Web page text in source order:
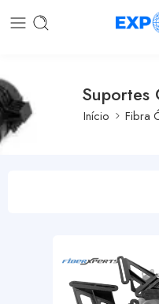
Suportes
Início Fibra